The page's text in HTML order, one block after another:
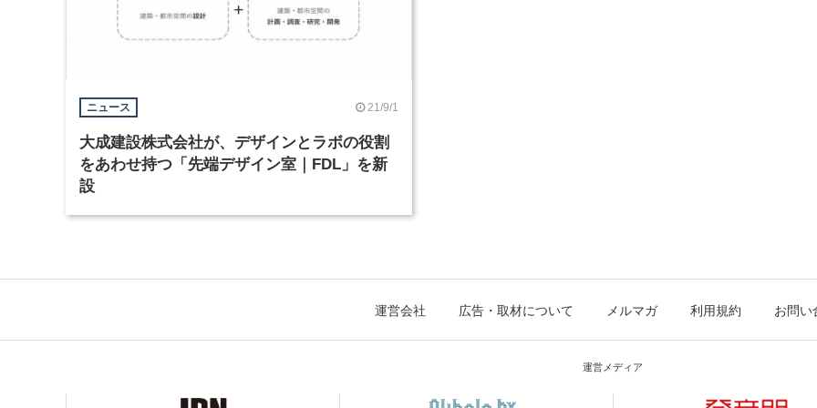
ニュース 21/9/1
大成建設株式会社が、デザインとラボの役割
をあわせ持つ「先端デザイン室｜FDL」を新
設
運営会社 広告・取材について メルマガ 利用規約 お問い
運営メディア